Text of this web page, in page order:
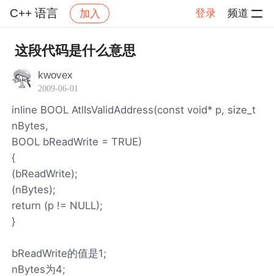
C++ 语言 加入 登录 频道
社区 C++ 语言 帖子详情
这段代码是什么意思
kwovex
2009-06-01
inline BOOL AtlIsValidAddress(const void* p, size_t
nBytes,
BOOL bReadWrite = TRUE)
{
(bReadWrite);
(nBytes);
return (p != NULL);
}
bReadWrite的值是1;
nBytes为4;